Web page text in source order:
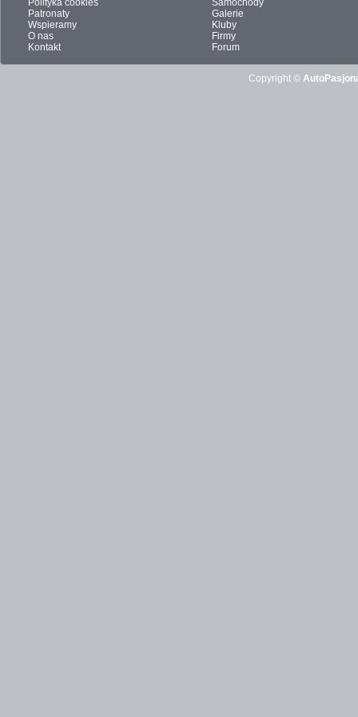
Polityka cookies
Patronaty
Wspieramy
O nas
Kontakt
Samochody
Galerie
Kluby
Firmy
Forum
Copyright ©